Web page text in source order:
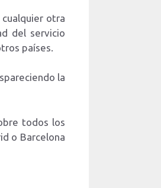
otra
del servicio
países.
la
todos los
o Barcelona